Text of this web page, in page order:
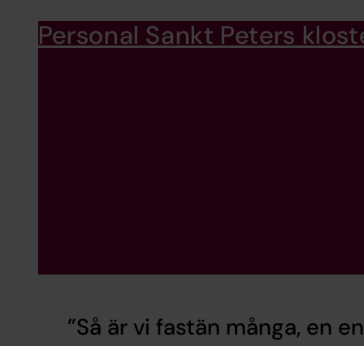
Personal Sankt Peters
Så är vi fastän många, en